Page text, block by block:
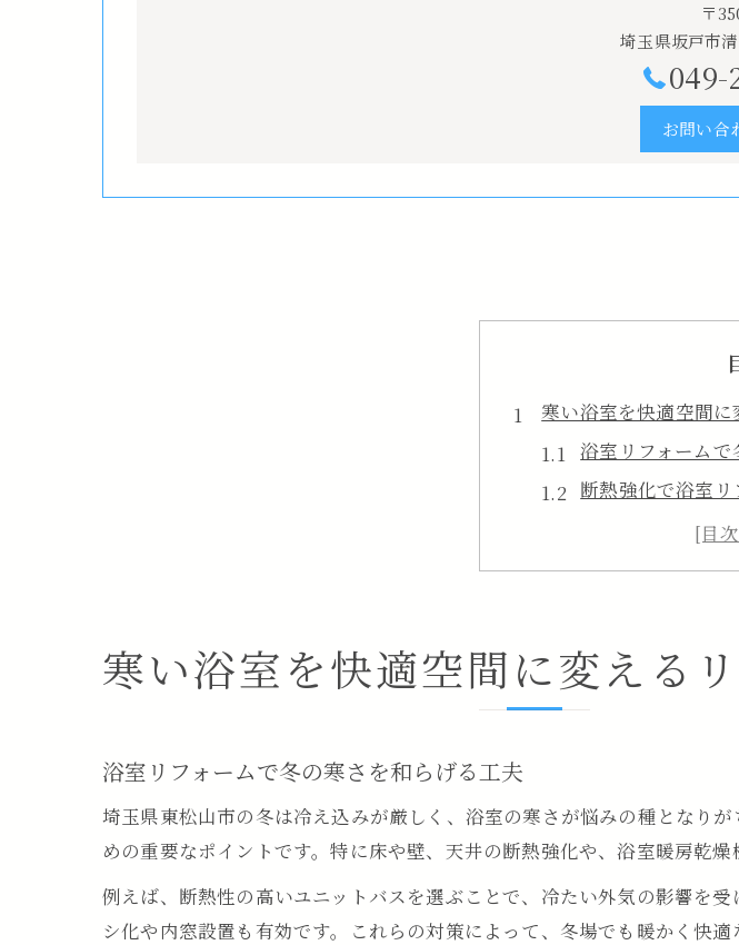
〒
埼玉県坂戸市
049-
お問い合
寒い浴室を快適空間
浴室リフォーム
断熱強化で浴室
家族の健康守る
浴室リフォーム
埼玉県東松山市の住
東松山市に最適
家族のライフスタ
断熱浴槽が叶える
寒い浴室を快適空間に変える
浴室リフォームで冬の寒さを和らげる工夫
埼玉県東松山市の冬は冷え込みが厳しく、浴室の寒さが悩みの種となり
めの重要なポイントです。特に床や壁、天井の断熱強化や、浴室暖房乾燥
例えば、断熱性の高いユニットバスを選ぶことで、冷たい外気の影響を
シ化や内窓設置も有効です。これらの対策によって、冬場でも暖かく快適